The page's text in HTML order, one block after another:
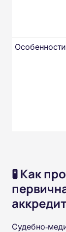
Особенности
🧪 Как